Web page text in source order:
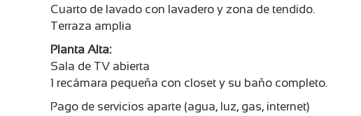
Cuarto de lavado con lavadero y zona de tendido.
Terraza amplia
Planta Alta:
Sala de TV abierta
1 recámara pequeña con closet y su baño completo.
Pago de servicios aparte (agua, luz, gas, internet)